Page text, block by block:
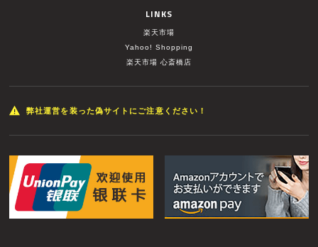
LINKS
楽天市場
Yahoo! Shopping
楽天市場 心斎橋店
弊社運営を装った偽サイトにご注意ください！